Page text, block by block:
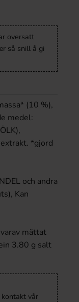
oversatt
så snill å gi
(10 %),
medel:
*gjord
och andra
Kan
mättat
3.80 g salt
vår